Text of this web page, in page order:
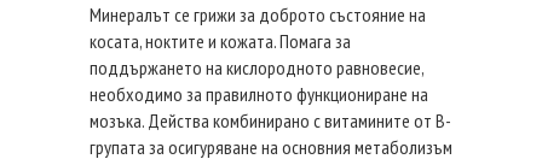
Минералът се грижи за доброто състояние на
косата, ноктите и кожата. Помага за
поддържането на кислородното равновесие,
необходимо за правилното функциониране на
мозъка. Действа комбинирано с витамините от В-
групата за осигуряване на основния метаболизъм